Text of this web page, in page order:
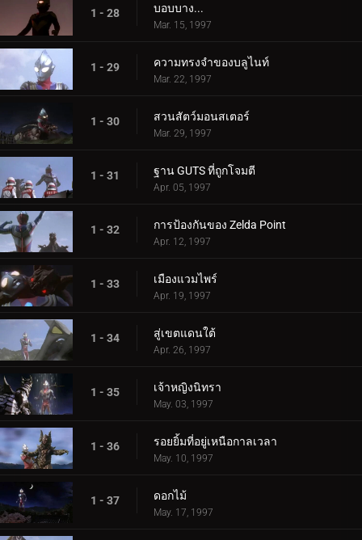
1 - 28 บอบบาง...
Mar. 15, 1997
1 - 29 ความทรงจำของบลูไนท์
Mar. 22, 1997
1 - 30 สวนสัตว์มอนสเตอร์
Mar. 29, 1997
1 - 31 ฐาน GUTS ที่ถูกโจมตี
Apr. 05, 1997
1 - 32 การป้องกันของ Zelda Point
Apr. 12, 1997
1 - 33 เมืองแวมไพร์
Apr. 19, 1997
1 - 34 สู่เขตแดนใต้
Apr. 26, 1997
1 - 35 เจ้าหญิงนิทรา
May. 03, 1997
1 - 36 รอยยิ้มที่อยู่เหนือกาลเวลา
May. 10, 1997
1 - 37 ดอกไม้
May. 17, 1997